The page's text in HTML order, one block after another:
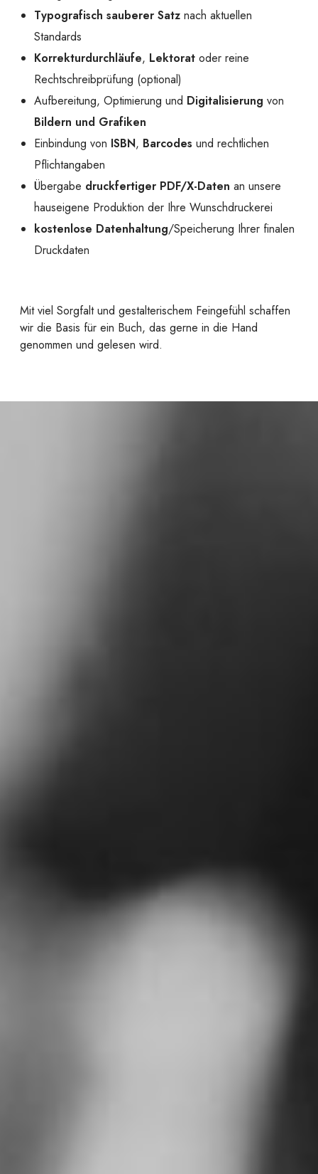
Typografisch sauberer Satz nach aktuellen
Standards
Korrekturdurchläufe, Lektorat oder reine
Rechtschreibprüfung (optional)
Aufbereitung, Optimierung und Digitalisierung von
Bildern und Grafiken
Einbindung von ISBN, Barcodes und rechtlichen
Pflichtangaben
Übergabe druckfertiger PDF/X-Daten an unsere
hauseigene Produktion der Ihre Wunschdruckerei
kostenlose Datenhaltung/Speicherung Ihrer finalen
Druckdaten
Mit viel Sorgfalt und gestalterischem Feingefühl schaffen
wir die Basis für ein Buch, das gerne in die Hand
genommen und gelesen wird.